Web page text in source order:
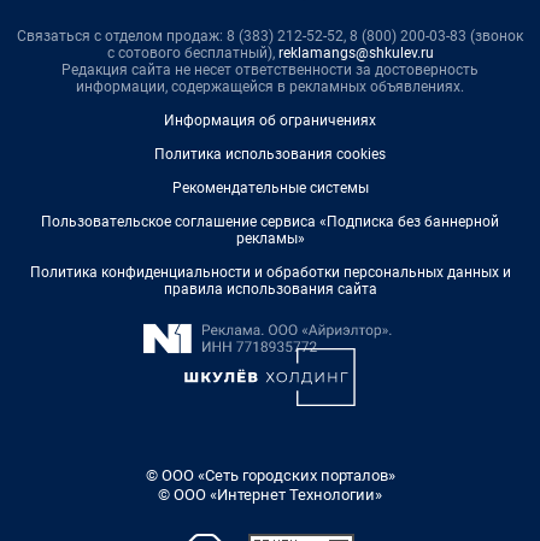
Связаться с отделом продаж: 8 (383) 212-52-52, 8 (800) 200-03-83 (звонок
с сотового бесплатный), reklamangs@shkulev.ru
Редакция сайта не несет ответственности за достоверность
информации, содержащейся в рекламных объявлениях.
Информация об ограничениях
Политика использования cookies
Рекомендательные системы
Пользовательское соглашение сервиса «Подписка без баннерной
рекламы»
Политика конфиденциальности и обработки персональных данных и
правила использования сайта
© ООО «Сеть городских порталов»
© ООО «Интернет Технологии»